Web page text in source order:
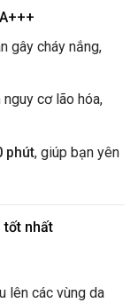
gây cháy nắng,
cơ lão hóa,
phút, giúp bạn yên
tốt nhất
lên các vùng da